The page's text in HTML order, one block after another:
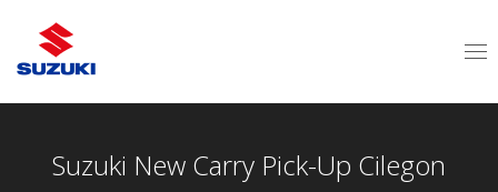
Suzuki New Carry Pick-Up Cilegon